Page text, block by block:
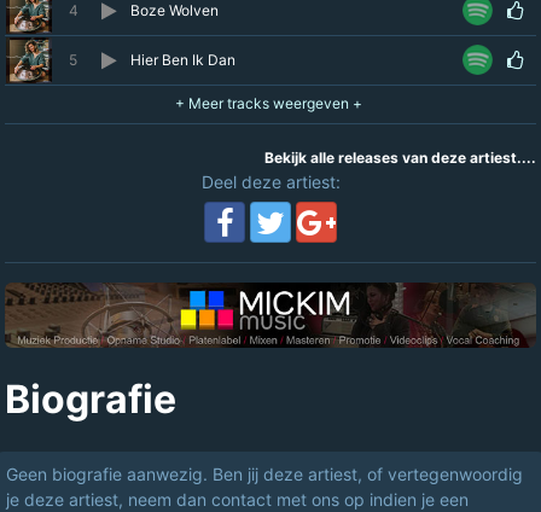
4 Boze Wolven
5 Hier Ben Ik Dan
Bekijk alle releases van deze artiest....
Deel deze artiest:
Biografie
Geen biografie aanwezig. Ben jij deze artiest, of vertegenwoordig
je deze artiest, neem dan contact met ons op indien je een